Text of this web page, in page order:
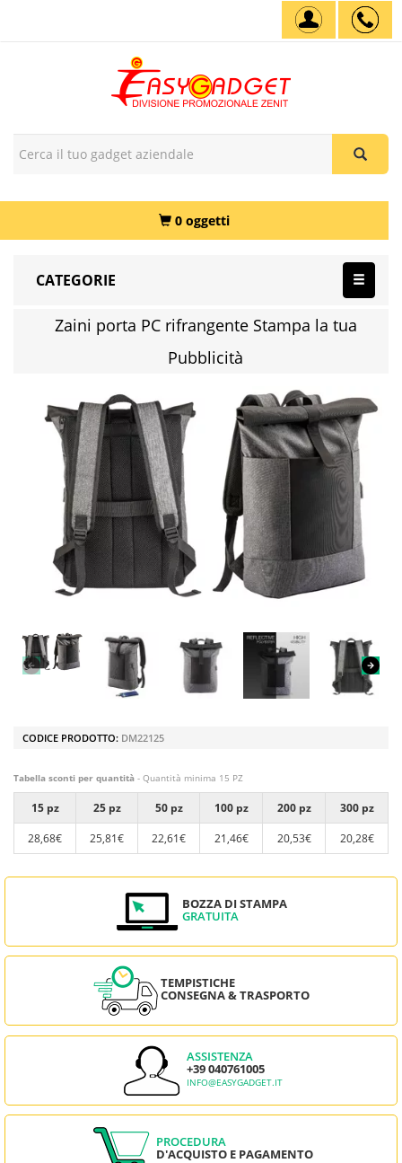
0 oggetti
CATEGORIE
Zaini porta PC rifrangente Stampa la tua
Pubblicità
CODICE PRODOTTO: DM22125
Tabella sconti per quantità - Quantità minima 15 PZ
15 pz 25 pz 50 pz 100 pz 200 pz
300 pz
28,68€
25,81€ 22,61€ 21,46€ 20,53€ 20,28€
BOZZA DI STAMPA
GRATUITA
TEMPISTICHE
CONSEGNA & TRASPORTO
ASSISTENZA
+39 040761005
INFO@EASYGADGET.IT
PROCEDURA
D'ACQUISTO E PAGAMENTO